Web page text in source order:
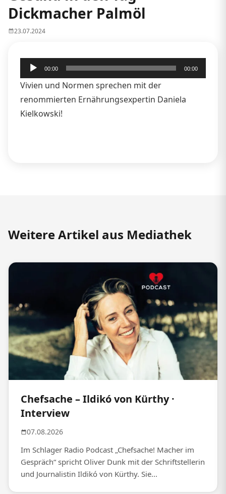
Dickmacher Palmöl
23.07.2024
Audio-
Player
00:00 00:00
Vivien und Normen sprechen mit der
renommierten Ernährungsexpertin Daniela
Kielkowski!
Weitere Artikel aus Mediathek
Chefsache – Ildikó von Kürthy ·
Interview
07.08.2026
Im Schlager Radio Podcast „Chefsache! Macher im
Gespräch“ spricht Oliver Dunk mit der Schriftstellerin
und Journalistin Ildikó von Kürthy. Sie...